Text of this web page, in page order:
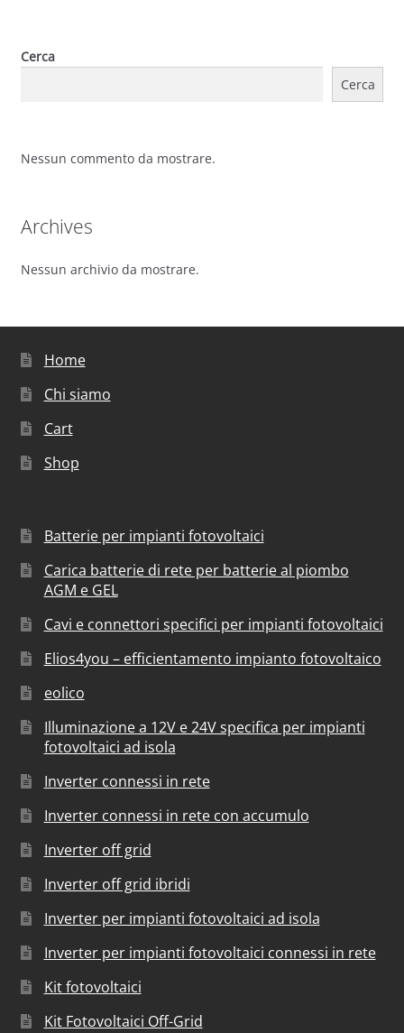
Cerca
Cerca
Nessun commento da mostrare.
Archives
Nessun archivio da mostrare.
Home
Chi siamo
Cart
Shop
Batterie per impianti fotovoltaici
Carica batterie di rete per batterie al piombo
AGM e GEL
Cavi e connettori specifici per impianti fotovoltaici
Elios4you – efficientamento impianto fotovoltaico
eolico
Illuminazione a 12V e 24V specifica per impianti
fotovoltaici ad isola
Inverter connessi in rete
Inverter connessi in rete con accumulo
Inverter off grid
Inverter off grid ibridi
Inverter per impianti fotovoltaici ad isola
Inverter per impianti fotovoltaici connessi in rete
Kit fotovoltaici
Kit Fotovoltaici Off-Grid